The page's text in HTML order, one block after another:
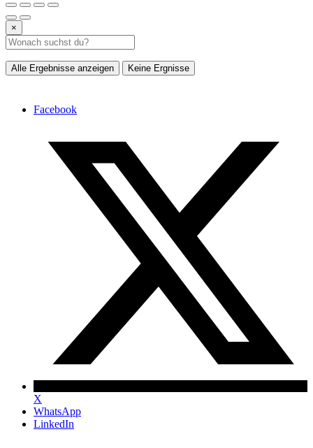
×
Alle Ergebnisse anzeigen Keine Ergnisse
Facebook
X
WhatsApp
LinkedIn